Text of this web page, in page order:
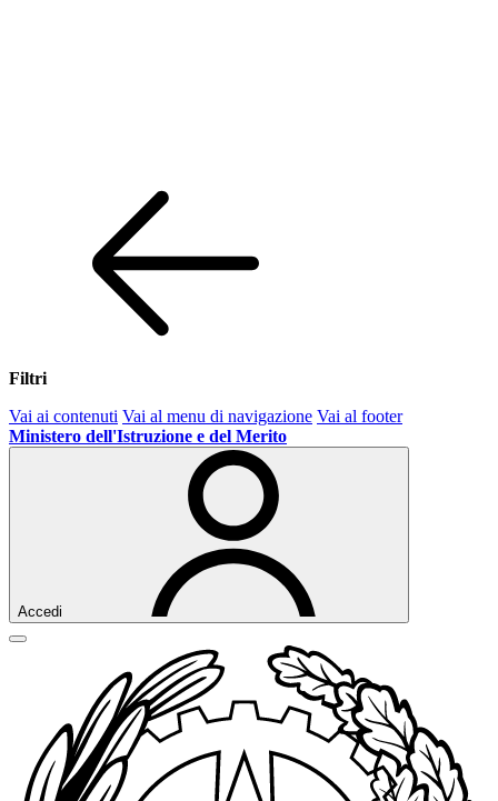
Filtri
Vai ai contenuti Vai al menu di navigazione Vai al footer
Ministero dell'Istruzione e del Merito
Accedi